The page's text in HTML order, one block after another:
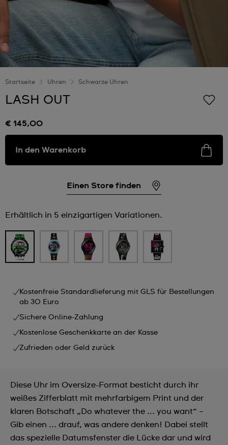
Startseite Uhren Schwarze Uhren
LASH OUT
€ 145,00
In den Warenkorb
Einen Store finden
Erhältlich in 5 einzigartigen Variationen.
Kostenfreie Standardlieferung mit GLS für Bestellungen
ab 30 Euro
Sichere Online-Zahlung
Kostenlose Geschenkkarte an der Kasse
Zufrieden oder Geld zurück
Diese Uhr im Oversize-Format besticht durch ihr
weißes Zifferblatt mit mehrfarbigem Print und der
klaren Botschaft „Do whatever the ... you want“ –
Gib einen ... drauf, was andere denken! Dabei stellt
das spezielle Datumsfenster die Lücke dar und wird